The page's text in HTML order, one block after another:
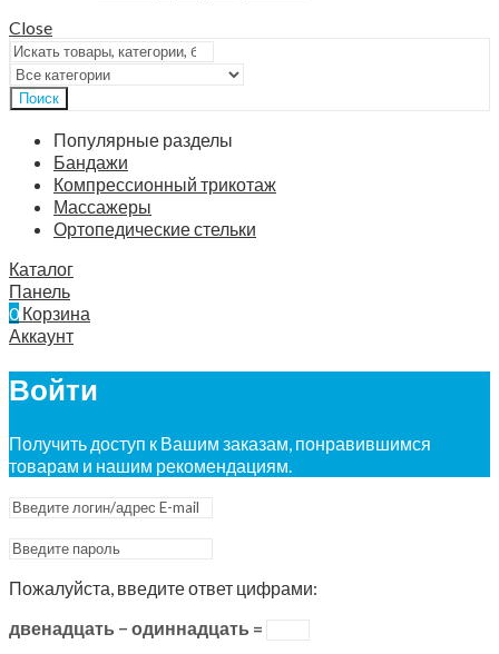
Close
Поиск
Популярные разделы
Бандажи
Компрессионный трикотаж
Массажеры
Ортопедические стельки
Каталог
Панель
0 Корзина
Аккаунт
Войти
Получить доступ к Вашим заказам, понравившимся
товарам и нашим рекомендациям.
Пожалуйста, введите ответ цифрами:
двенадцать − одиннадцать =